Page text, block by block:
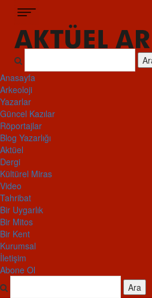
Anasayfa
Arkeoloji
Yazarlar
Güncel Kazılar
Röportajlar
Blog Yazarlığı
Aktüel
Dergi
Kültürel Miras
Video
Tahribat
Bir Uygarlık
Bir Mitos
Bir Kent
Kurumsal
İletişim
Abone Ol
Ara